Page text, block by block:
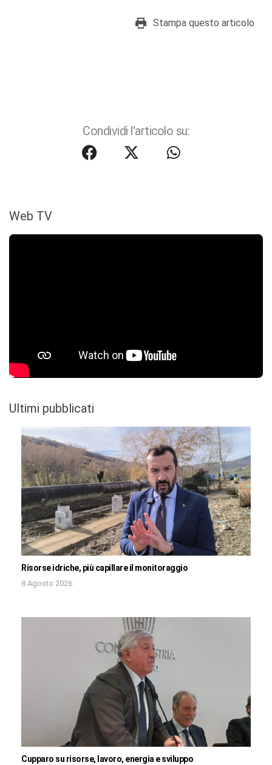
Stampa questo articolo
Condividi l'articolo su:
Web TV
Ultimi pubblicati
Risorse idriche, più capillare il monitoraggio
8 Agosto 2026
Cupparo su risorse, lavoro, energia e sviluppo